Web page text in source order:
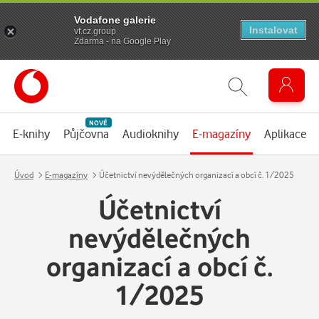
E-knihy Půjčovna
NOVÉ
Audioknihy E-magazíny Aplikace
Úvod E-magazíny Účetnictví nevýdělečných organizací a obcí č. 1/2025
Účetnictví
nevýdělečných
organizací a obcí č.
1/2025
Vodafone galerie
vf.cz.group
Zdarma - na Google Play
Instalovat